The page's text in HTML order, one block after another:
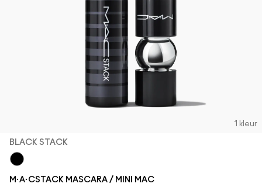
1 kleur
BLACK STACK
M·A·CSTACK MASCARA / MINI MAC